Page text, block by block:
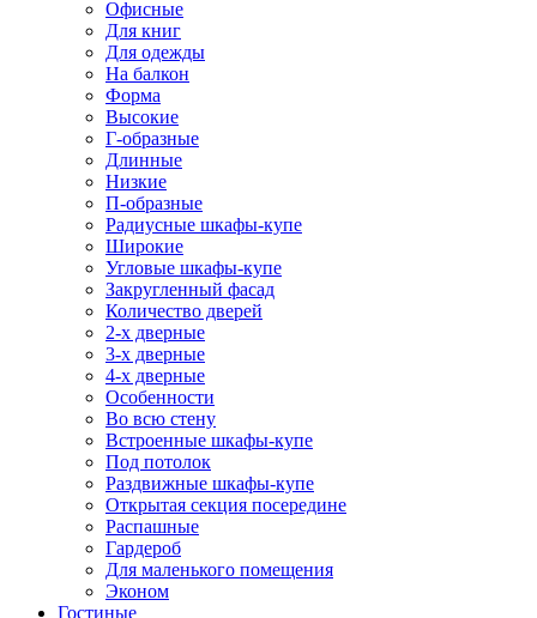
Офисные
Для книг
Для одежды
На балкон
Форма
Высокие
Г-образные
Длинные
Низкие
П-образные
Радиусные шкафы-купе
Широкие
Угловые шкафы-купе
Закругленный фасад
Количество дверей
2-х дверные
3-х дверные
4-х дверные
Особенности
Во всю стену
Встроенные шкафы-купе
Под потолок
Раздвижные шкафы-купе
Открытая секция посередине
Распашные
Гардероб
Для маленького помещения
Эконом
Гостиные